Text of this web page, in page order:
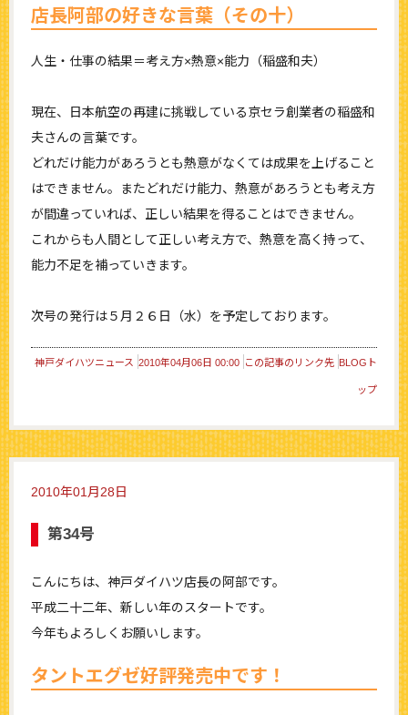
店長阿部の好きな言葉（その十）
人生・仕事の結果＝考え方×熱意×能力（稲盛和夫）
現在、日本航空の再建に挑戦している京セラ創業者の稲盛和
夫さんの言葉です。
どれだけ能力があろうとも熱意がなくては成果を上げること
はできません。またどれだけ能力、熱意があろうとも考え方
が間違っていれば、正しい結果を得ることはできません。
これからも人間として正しい考え方で、熱意を高く持って、
能力不足を補っていきます。
次号の発行は５月２６日（水）を予定しております。
神戸ダイハツニュース 2010年04月06日 00:00 この記事のリンク先 BLOGト
ップ
2010年01月28日
第34号
こんにちは、神戸ダイハツ店長の阿部です。
平成二十二年、新しい年のスタートです。
今年もよろしくお願いします。
タントエグゼ好評発売中です！